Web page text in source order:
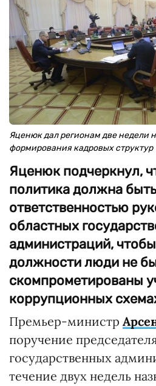
Яценюк дал регионам две недели
формирования кадровых структур
Яценюк подчеркнул,
политика должна
ответственностью
областных
администраций,
должности люди не
скомпрометированы
коррупционных
Премьер-министр
поручение
государственных
течение двух недель